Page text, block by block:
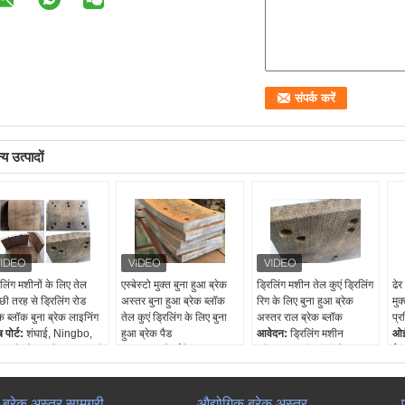
उत्पादों
मशीनों के लिए तेल
तरह से ड्रिलिंग रोड
ब्लॉक बुना ब्रेक लाइनिंग
पोर्ट: शंघाई, Ningbo,
ड्रिलिंग मशीन
क्रेन, ब्लेंडर, पावर
एस्बेस्टो मुक्त बुना हुआ ब्रेक
अस्तर बुना हुआ ब्रेक ब्लॉक
तेल कुएं ड्रिलिंग के लिए बुना
हुआ ब्रेक पैड
छेद:उपलब्ध
ड्रिलिंग मशीन,
ड्रिलिंग मशीन तेल कुएं ड्रिलिंग
रिग के लिए बुना हुआ ब्रेक
अस्तर राल ब्रेक ब्लॉक
आवेदन: ड्रिलिंग मशीन
लिफ्ट, क्रेन, ब्लेंडर, पावर
सामग्री:पीतल के तार,
ढेर